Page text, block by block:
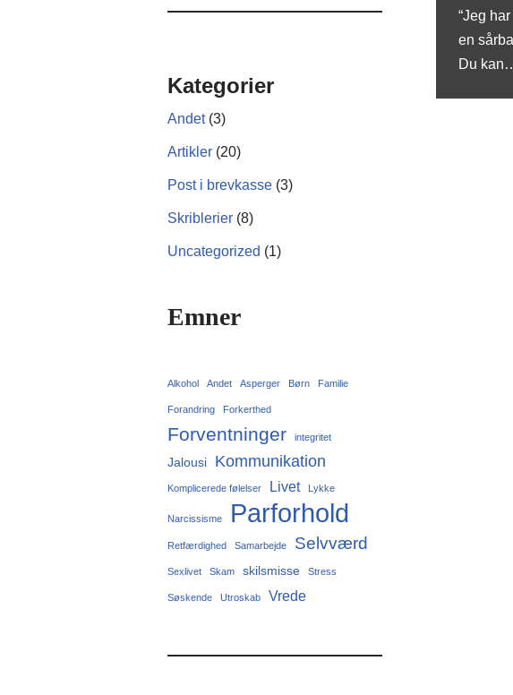
Kategorier
Andet(3)
Artikler (20)
Post i brevkasse (3)
Skriblerier (8)
Uncategorized (1)
Emner
Alkohol Andet Asperger Børn Familie
Forandring Forkerthed
Forventninger integritet
Jalousi Kommunikation
Komplicerede følelser Livet Lykke
Narcissisme Parforhold
Retfærdighed Samarbejde Selvværd
Sexlivet Skam skilsmisse Stress
Søskende Utroskab Vrede
“Jeg
en
Du